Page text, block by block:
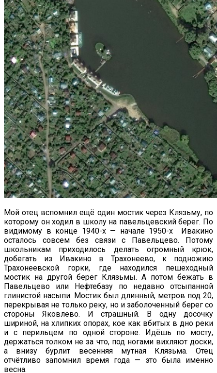
Мой отец вспомнил ещё один мостик через Клязьму, по
которому он ходил в школу на павельцевский берег. По
видимому в конце 1940-х — начале 1950-х Ивакино
осталось совсем без связи с Павельцево. Потому
школьникам приходилось делать огромный крюк,
добегать из Ивакино в Трахонеево, к подножию
Трахонеевской горки, где находился пешеходный
мостик на другой берег Клязьмы. А потом бежать в
Павельцево или Нефтебазу по недавно отсыпанной
глинистой насыпи. Мостик был длинный, метров под 20,
перекрывая не только реку, но и заболоченный берег со
стороны Яковлево. И страшный. В одну досочку
шириной, на хлипких опорах, кое как вбитых в дно реки
и с перильцем по одной стороне. Идёшь по мосту,
держаться толком не за что, под ногами вихляют доски,
а внизу бурлит весенняя мутная Клязьма. Отец
отчётливо запомнил время года — это была именно
весна.